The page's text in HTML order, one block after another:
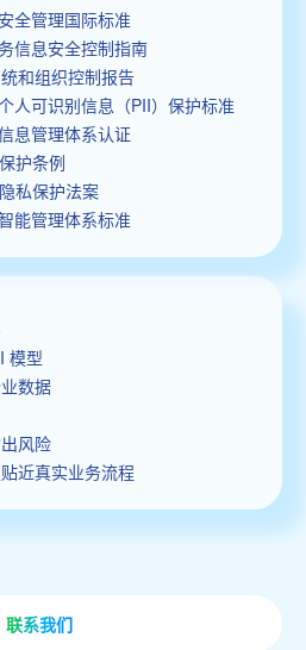
全管理国际标准
信息安全控制指南
和组织控制报告
人可识别信息（PII）保护标准
息管理体系认证
护条例
私保护法案
能管理体系标准
模型
数据
风险
近真实业务流程
联系我们